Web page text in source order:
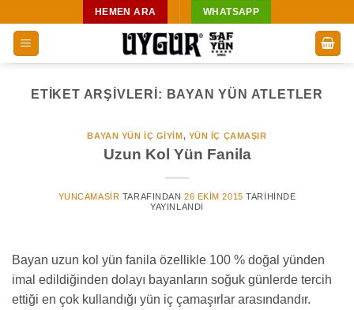
atla
HEMEN ARA WHATSAPP
ETIKET ARŞIVLERI: BAYAN YÜN ATLETLER
BAYAN YÜN İÇ GIYIM, YÜN IÇ ÇAMAŞIR
Uzun Kol Yün Fanila
YUNCAMASIR TARAFINDAN 26 EKIM 2015 TARIHINDE
YAYINLANDI
Bayan uzun kol yün fanila özellikle 100 % doğal yünden
imal edildiğinden dolayı bayanların soğuk günlerde tercih
ettiği en çok kullandığı yün iç çamaşırlar arasındandır.